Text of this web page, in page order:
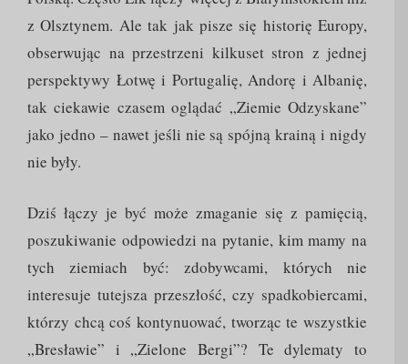
z Olsztynem. Ale tak jak pisze się historię Europy,
obserwując na przestrzeni kilkuset stron z jednej
perspektywy Łotwę i Portugalię, Andorę i Albanię,
tak ciekawie czasem oglądać „Ziemie Odzyskane”
jako jedno – nawet jeśli nie są spójną krainą i nigdy
nie były.
Dziś łączy je być może zmaganie się z pamięcią,
poszukiwanie odpowiedzi na pytanie, kim mamy na
tych ziemiach być: zdobywcami, których nie
interesuje tutejsza przeszłość, czy spadkobiercami,
którzy chcą coś kontynuować, tworząc te wszystkie
„Bresławie” i „Zielone Bergi”? Te dylematy to